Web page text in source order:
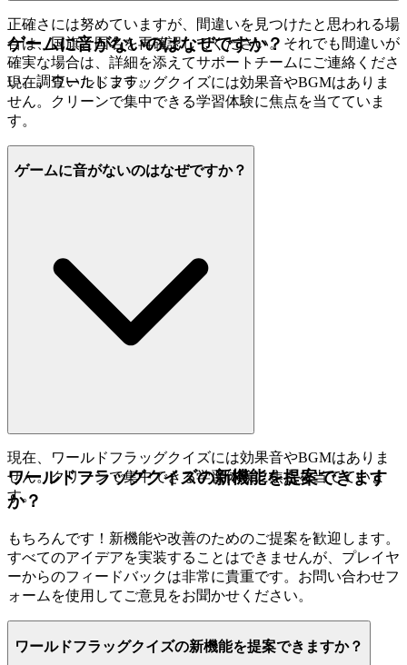
正確さには努めていますが、間違いを見つけたと思われる場
合は、国旗と国名を再確認してください。それでも間違いが
確実な場合は、詳細を添えてサポートチームにご連絡くださ
い。調査いたします。
ゲームに音がないのはなぜですか？
現在、ワールドフラッグクイズには効果音やBGMはありま
せん。クリーンで集中できる学習体験に焦点を当てていま
す。
ゲームに音がないのはなぜですか？
現在、ワールドフラッグクイズには効果音やBGMはありま
せん。クリーンで集中できる学習体験に焦点を当てていま
す。
ワールドフラッグクイズの新機能を提案できます
か？
もちろんです！新機能や改善のためのご提案を歓迎します。
すべてのアイデアを実装することはできませんが、プレイヤ
ーからのフィードバックは非常に貴重です。お問い合わせフ
ォームを使用してご意見をお聞かせください。
ワールドフラッグクイズの新機能を提案できますか？